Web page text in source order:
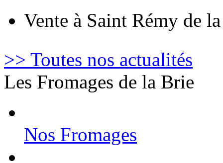
Vente à Saint Rémy de
>> Toutes nos actualités
Les Fromages de la Brie
Nos Fromages